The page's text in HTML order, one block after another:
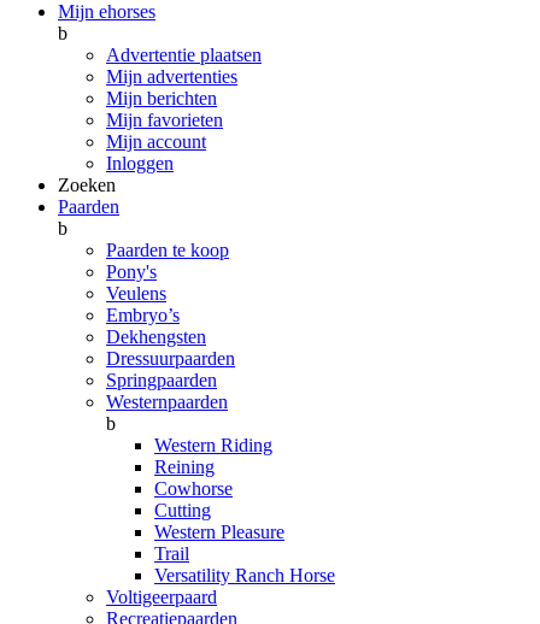
Mijn ehorses
b
Advertentie plaatsen
Mijn advertenties
Mijn berichten
Mijn favorieten
Mijn account
Inloggen
Zoeken
Paarden
b
Paarden te koop
Pony's
Veulens
Embryo’s
Dekhengsten
Dressuurpaarden
Springpaarden
Westernpaarden
b
Western Riding
Reining
Cowhorse
Cutting
Western Pleasure
Trail
Versatility Ranch Horse
Voltigeerpaard
Recreatiepaarden